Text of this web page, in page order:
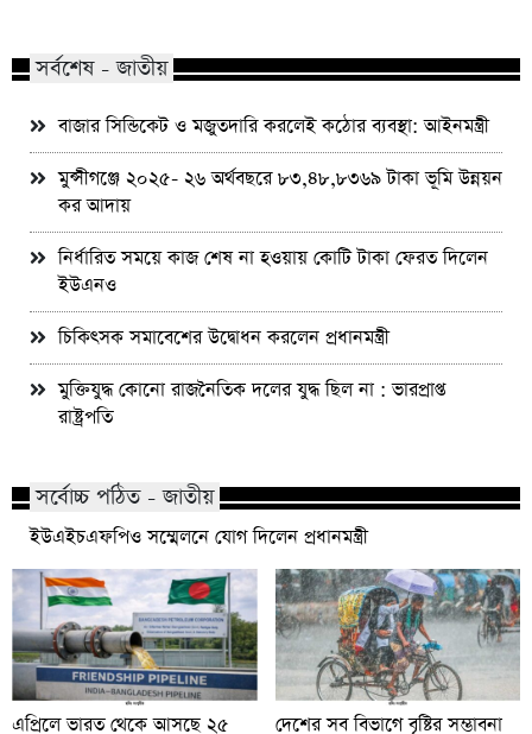
সর্বশেষ - জাতীয়
বাজার সিন্ডিকেট ও মজুতদারি করলেই কঠোর ব্যবস্থা: আইনমন্ত্রী
মুন্সীগঞ্জে ২০২৫- ২৬ অর্থবছরে ৮৩,৪৮,৮৩৬৯ টাকা ভূমি উন্নয়ন
কর আদায়
নির্ধারিত সময়ে কাজ শেষ না হওয়ায় কোটি টাকা ফেরত দিলেন
ইউএনও
চিকিৎসক সমাবেশের উদ্বোধন করলেন প্রধানমন্ত্রী
মুক্তিযুদ্ধ কোনো রাজনৈতিক দলের যুদ্ধ ছিল না : ভারপ্রাপ্ত
রাষ্ট্রপতি
সর্বোচ্চ পঠিত - জাতীয়
ইউএইচএফপিও সম্মেলনে যোগ দিলেন প্রধানমন্ত্রী
এপ্রিলে ভারত থেকে আসছে ২৫
দেশের সব বিভাগে বৃষ্টির সম্ভাবনা